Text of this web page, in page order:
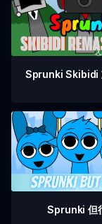
Sprunki Skibidi
Sprunki 但